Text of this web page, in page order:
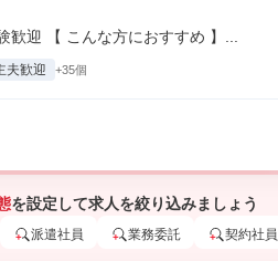
迎 【 こんな方におすすめ 】...
夫歓迎 +35個
を設定して求人を絞り込みましょう
派遣社員 業務委託 契約社員